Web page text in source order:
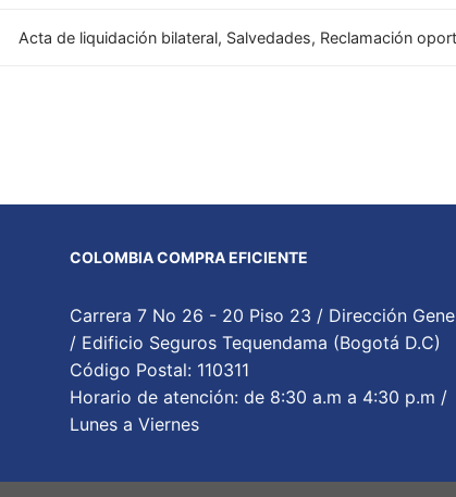
Acta de liquidación bilateral, Salvedades, Reclamación
COLOMBIA COMPRA EFICIENTE
Carrera 7 No 26 - 20 Piso 23 / Dirección
/ Edificio Seguros Tequendama (Bogotá D.C)
Código Postal: 110311
Horario de atención: de 8:30 a.m a 4:30 p.m /
Lunes a Viernes